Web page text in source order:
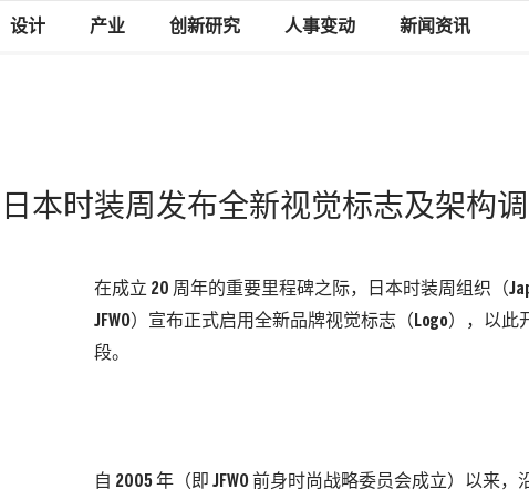
设计 产业 创新研究 人事变动 新闻资讯
日本时装周发布全新视觉标志及架构
在成立 20 周年的重要里程碑之际，日本时装周组织（
JFWO）宣布正式启用全新品牌视觉标志（Logo），以
段。
自 2005 年（即 JFWO 前身时尚战略委员会成立）以来